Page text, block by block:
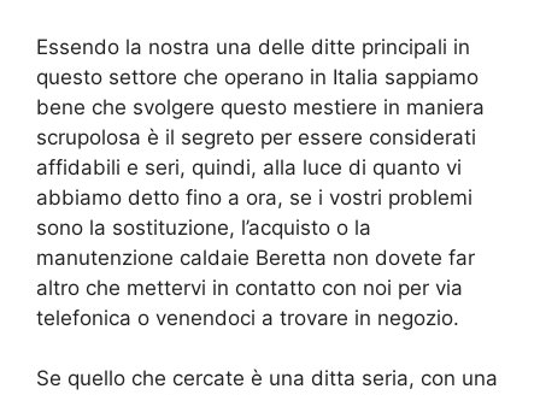
Essendo la nostra una delle ditte principali in
questo settore che operano in Italia sappiamo
bene che svolgere questo mestiere in maniera
scrupolosa è il segreto per essere considerati
affidabili e seri, quindi, alla luce di quanto vi
abbiamo detto fino a ora, se i vostri problemi
sono la sostituzione, l’acquisto o la
manutenzione caldaie Beretta non dovete far
altro che mettervi in contatto con noi per via
telefonica o venendoci a trovare in negozio.
Se quello che cercate è una ditta seria, con una